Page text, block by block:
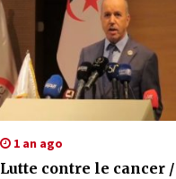
1 an ago
Lutte contre le cancer /